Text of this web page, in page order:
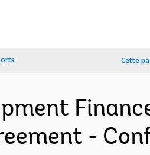
Cette
-